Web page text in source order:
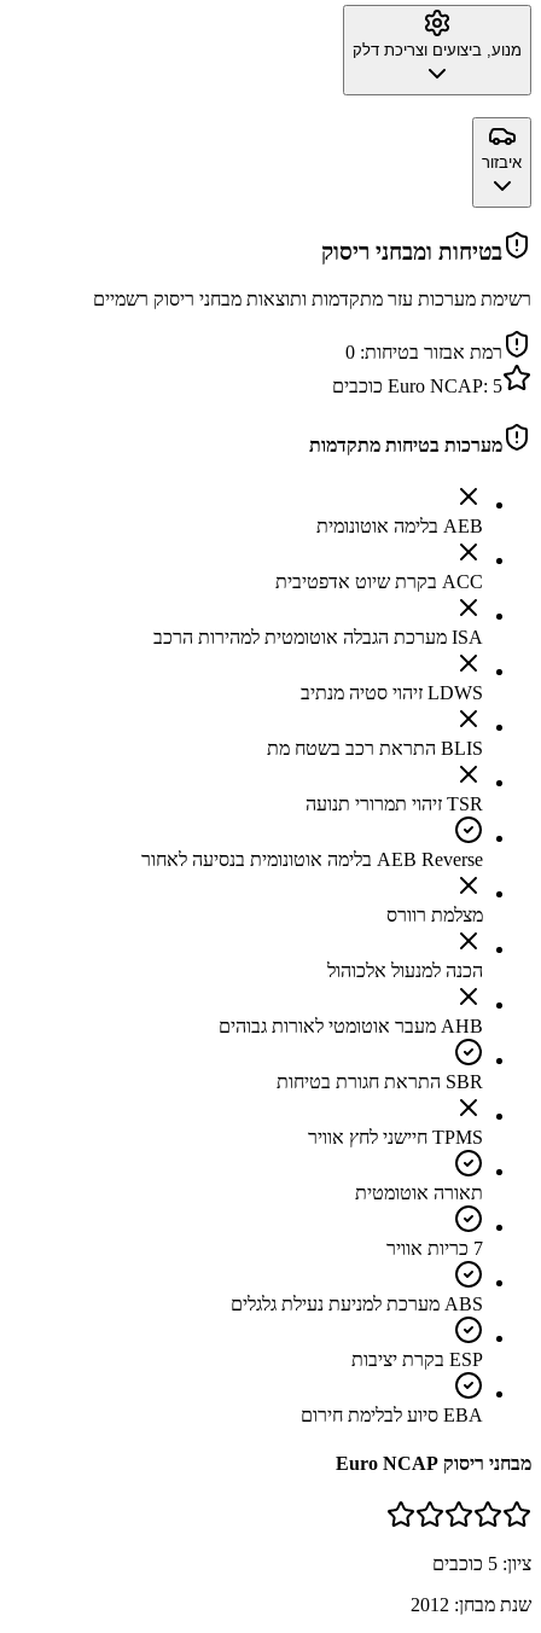
מנוע, ביצועים וצריכת דלק
איבזור
בטיחות ומבחני ריסוק
רשימת מערכות עזר מתקדמות ותוצאות מבחני ריסוק רשמיים
רמת אבזור בטיחות: 0
Euro NCAP: 5 כוכבים
מערכות בטיחות מתקדמות
AEB בלימה אוטונומית
ACC בקרת שיוט אדפטיבית
ISA מערכת הגבלה אוטומטית למהירות הרכב
LDWS זיהוי סטיה מנתיב
BLIS התראת רכב בשטח מת
TSR זיהוי תמרורי תנועה
AEB Reverse בלימה אוטונומית בנסיעה לאחור
מצלמת רוורס
הכנה למנעול אלכוהול
AHB מעבר אוטומטי לאורות גבוהים
SBR התראת חגורת בטיחות
TPMS חיישני לחץ אוויר
תאורה אוטומטית
7 כריות אוויר
ABS מערכת למניעת נעילת גלגלים
ESP בקרת יציבות
EBA סיוע לבלימת חירום
מבחני ריסוק Euro NCAP
ציון: 5 כוכבים
שנת מבחן: 2012